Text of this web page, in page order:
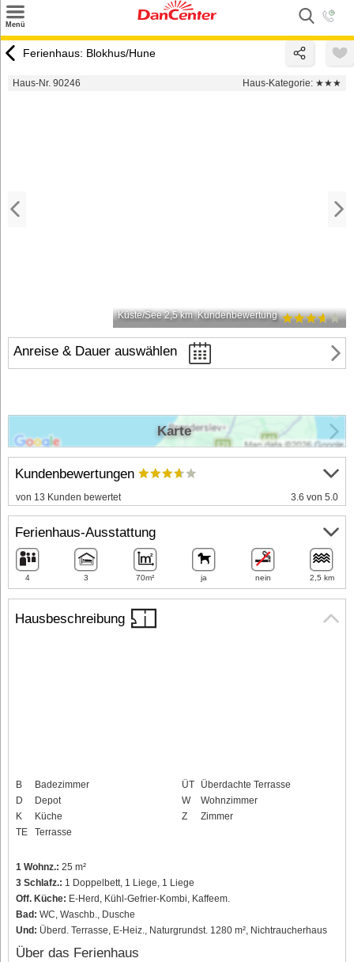
Menü
Urlaubsziele
Ferienhaus: Blokhus/Hune
Haus-Nr. 90246 Haus-Kategorie: ★★★
Küste/See 2,5 km Kundenbewertung
Anreise & Dauer auswählen
Hausbeschreibung
B
Badezimmer
D
Depot
K
Küche
TE
Terrasse
ÜT
Überdachte Terrasse
W
Wohnzimmer
Z
Zimmer
1 Wohnz.: 25 m²
3 Schlafz.: 1 Doppelbett, 1 Liege, 1 Liege
Off. Küche: E-Herd, Kühl-Gefrier-Kombi, Kaffeem.
Bad: WC, Waschb., Dusche
Und: Überd. Terrasse, E-Heiz., Naturgrundst. 1280 m², Nichtraucherhaus
Über das Ferienhaus
Kundenbewertungen
von 13 Kunden bewertet 3.6 von 5.0
Ferienhaus-Ausstattung
4 3 70m² ja nein 2,5 km
Karte